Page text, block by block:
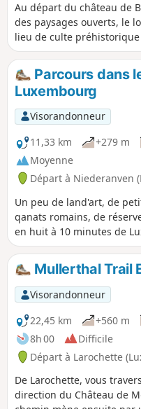
Au départ du château de
des paysages ouverts, le
lieu de culte
Eisenherstellung (hauts
forestiers notamment au
de la famille grand-ducale
2009. Cet ExtraTour relie
Grünewald, une forêt près
Parcours dans
Luxembourg
Visorandonneur
11,33 km
+279 m
Moyenne
Départ à Niederanven
Un peu de land'art, de
qanats romains, de
en huit à 10 minutes de
Mullerthal Trail
Visorandonneur
22,45 km
+560 m
8h 00
Difficile
Départ à Larochette
De Larochette, vous
direction du Château de